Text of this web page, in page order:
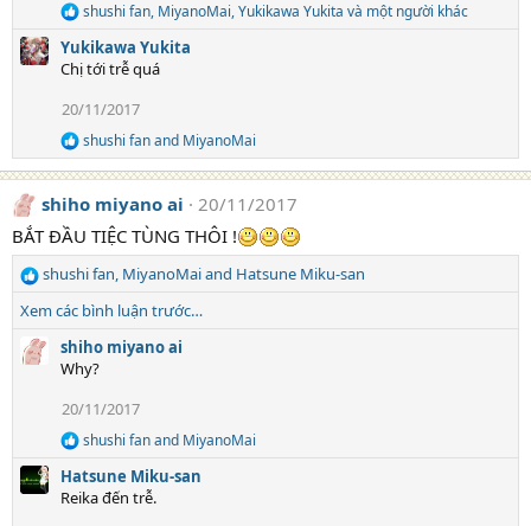
n
s
R
e
a
c
i
o
n
s
shushi fan, MiyanoMai,Yukikawa Yukita và một người khác
Yukikawa Yukita
Chị tới trễ quá
20/11/2017
R
e
a
c
t
i
n
:
shushi fanand MiyanoMai
shiho miyano ai
20/11/2017
BẮT ĐẦU TIỆC TÙNG THÔI !
R
e
c
t
:
shushi fan, MiyanoMaiand Hatsune Miku-san
Xem các bình luận trước…
shiho miyano ai
Why?
20/11/2017
R
e
a
c
shushi fanand MiyanoMai
Hatsune Miku-san
Reika đến trễ.